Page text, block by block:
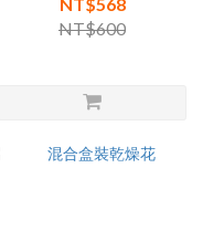
NT$600